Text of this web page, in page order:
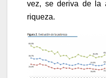
vez, se deriva de la
riqueza.